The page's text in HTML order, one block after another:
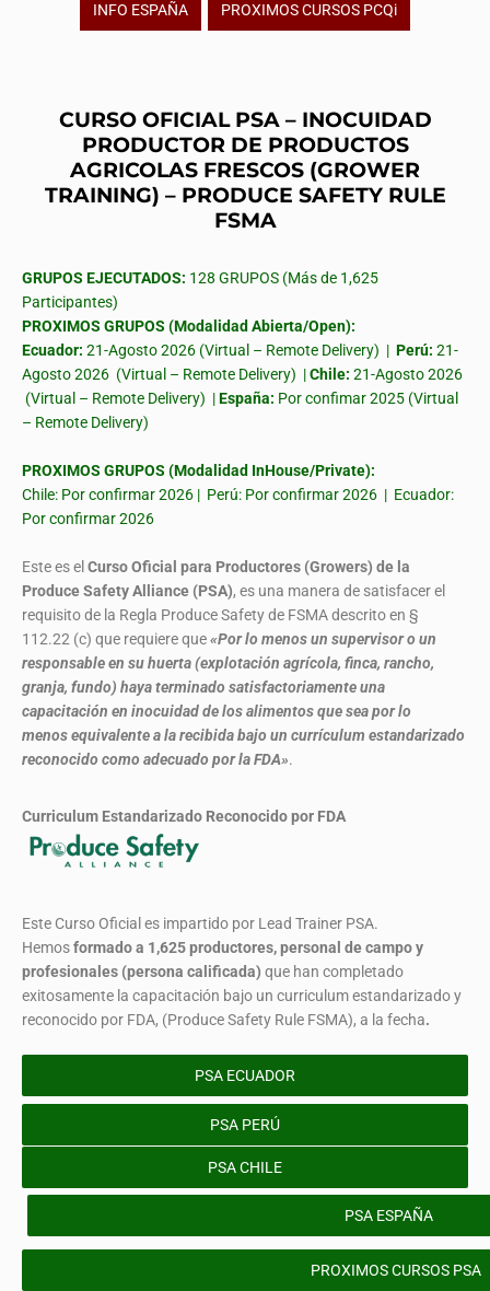
INFO ESPAÑA PROXIMOS CURSOS PCQi
CURSO OFICIAL PSA – INOCUIDAD
PRODUCTOR DE PRODUCTOS
AGRICOLAS FRESCOS (GROWER
TRAINING) – PRODUCE SAFETY RULE
FSMA
GRUPOS EJECUTADOS: 128 GRUPOS (Más de 1,625
Participantes)
PROXIMOS GRUPOS (Modalidad Abierta/Open):
Ecuador: 21-Agosto 2026 (Virtual – Remote Delivery) | Perú: 21-
Agosto 2026 (Virtual – Remote Delivery) |Chile: 21-Agosto 2026
(Virtual – Remote Delivery) |España: Por confimar 2025 (Virtual
– Remote Delivery)
PROXIMOS GRUPOS (Modalidad InHouse/Private):
Chile: Por confirmar 2026 | Perú: Por confirmar 2026 | Ecuador:
Por confirmar 2026
Este es el Curso Oficial para Productores (Growers) de la
Produce Safety Alliance (PSA), es una manera de satisfacer el
requisito de la Regla Produce Safety de FSMA descrito en §
112.22 (c) que requiere que«Por lo menos un supervisor o un
responsable en su huerta (explotación agrícola, finca, rancho,
granja, fundo) haya terminado satisfactoriamente una
capacitación en inocuidad de los alimentos que sea por lo
menos equivalente a la recibida bajo un currículum estandarizado
reconocido como adecuado por la FDA».
Curriculum Estandarizado Reconocido por FDA
Este Curso Oficial es impartido por Lead Trainer PSA.
Hemosformadoa 1,625 productores, personal de campo y
profesionales (persona calificada) que han completado
exitosamente la capacitación bajo un curriculum estandarizado y
reconocido por FDA, (Produce Safety Rule FSMA), a la fecha.
PSA ECUADOR
PSA PERÚ
PSA CHILE
PSA ESPAÑA
PROXIMOS CURSOS PSA